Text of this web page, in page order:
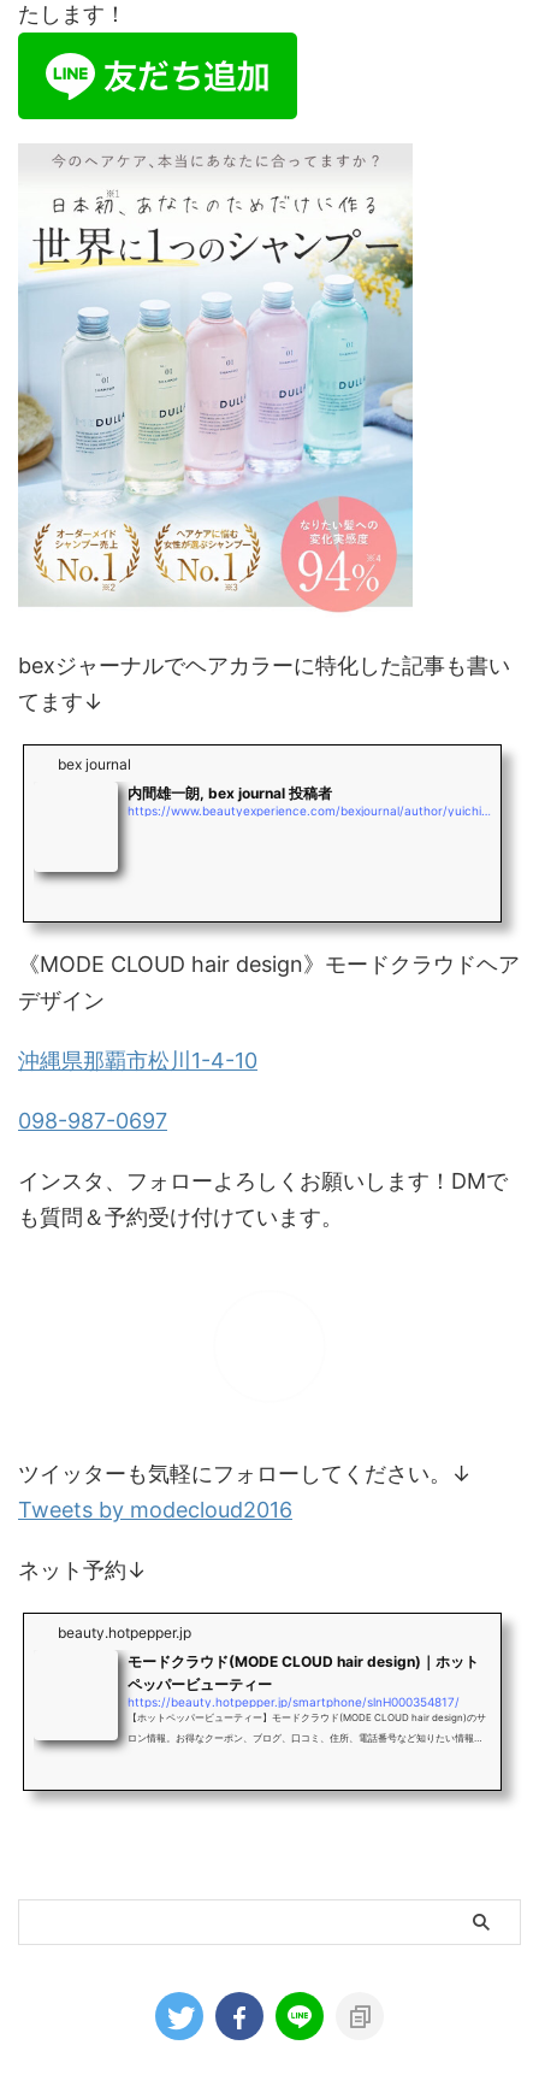
たします！
bexジャーナルでヘアカラーに特化した記事も書い
てます↓
bex journal
内間雄一朗, bex journal 投稿者
《MODE CLOUD hair design》モードクラウドヘア
デザイン
沖縄県那覇市松川1-4-10
098-987-0697
インスタ、フォローよろしくお願いします！DMで
も質問＆予約受け付けています。
ツイッターも気軽にフォローしてください。↓
Tweets by modecloud2016
ネット予約↓
beauty.hotpepper.jp
モードクラウド(MODE CLOUD hair design)｜ホット
ペッパービューティー
https://beauty.hotpepper.jp/smartphone/slnH000354817/
【ホットペッパービューティー】モードクラウド(MODE CLOUD hair design)のサ
ロン情報。お得なクーポン、ブログ、口コミ、住所、電話番号など知りたい情報満